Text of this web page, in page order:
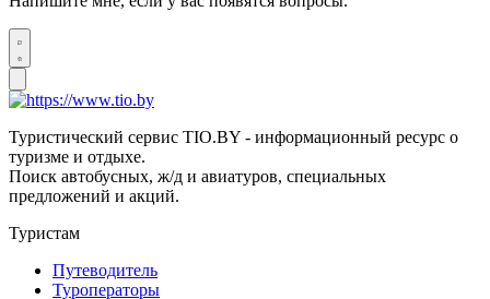
Туристический сервис TIO.BY - информационный ресурс о
туризме и отдыхе.
Поиск автобусных, ж/д и авиатуров, специальных
предложений и акций.
Туристам
Путеводитель
Туроператоры